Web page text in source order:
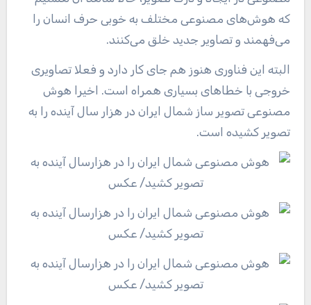
که هوش‌های مصنوعی مختلف به خوبی حرف انسان را
می‌فهمند و تصاویر جدید خلق می‌کنند.
البته این فناوری هنوز هم جای کار دارد و فعلا تصاویری
خروجی با خطاهای بسیاری همراه است. اخیرا هوش
مصنوعی تصویر ساز شمال ایران در هزار سال آینده را به
تصویر کشیده است.